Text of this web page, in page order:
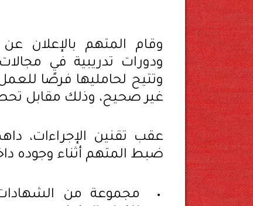
وقام المتهم بالإعلان
ودورات تدريبية في
وتتيح لحامليها فرصًا
غير صحيح، وذلك مقابل
عقب تقنين الإجراءات،
ضبط المتهم أثناء وجوده
مجموعة من الشهادات